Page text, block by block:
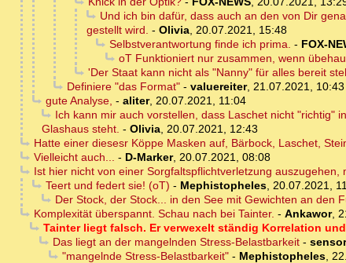
Und ich bin dafür, dass auch an den von Dir
gestellt wird. - Olivia, 20.07.2021, 15:48
Selbstverantwortung finde ich prima. - FOX-
oT Funktioniert nur zusammen, wenn
'Der Staat kann nicht als "Nanny" für alles bereit
Definiere "das Format"- valuereiter, 21.07.2021, 10:43
gute Analyse, - aliter, 20.07.2021, 11:04
Ich kann mir auch vorstellen, dass Laschet nicht "richtig"
Glashaus steht. - Olivia, 20.07.2021, 12:43
Hatte einer diesesr Köppe Masken auf, Bärbock, Laschet,
Vielleicht auch... - D-Marker, 20.07.2021, 08:08
Ist hier nicht von einer Sorgfaltspflichtverletzung
Teert und federt sie! (oT) - Mephistopheles, 20.07.2021,
Der Stock, der Stock... in den See mit Gewichten an den
Komplexität überspannt. Schau nach bei Tainter. - Ankawor,
Tainter liegt falsch. Er verwexelt ständig Korrelation
Das liegt an der mangelnden Stress-Belastbarkeit-
"mangelnde Stress-Belastbarkeit"- Mephistopheles,